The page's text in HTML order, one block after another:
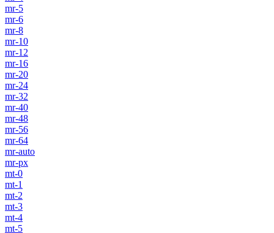
mr-5
mr-6
mr-8
mr-10
mr-12
mr-16
mr-20
mr-24
mr-32
mr-40
mr-48
mr-56
mr-64
mr-auto
mr-px
mt-0
mt-1
mt-2
mt-3
mt-4
mt-5